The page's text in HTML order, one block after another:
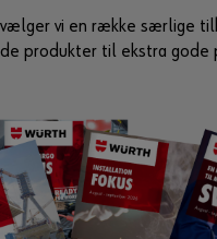
vi en række særlige
produkter til ekstra gode